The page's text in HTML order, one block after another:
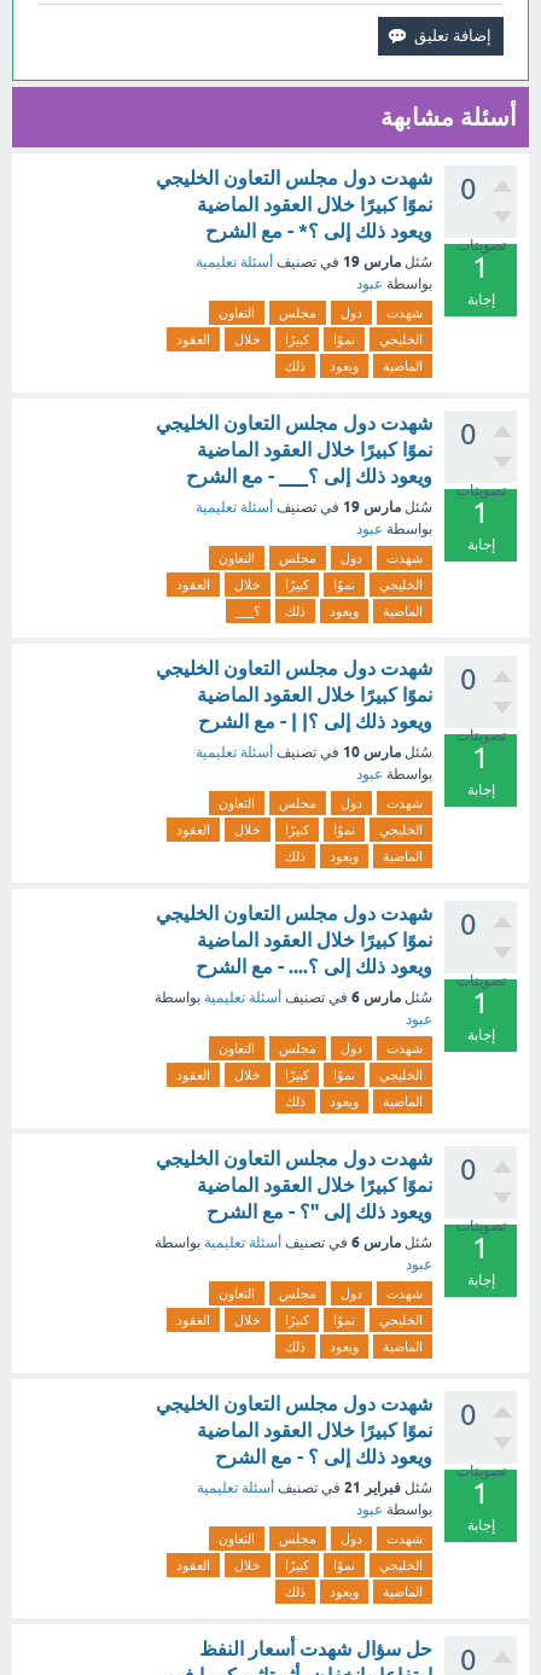
أسئلة مشابهة
0
تصويتات
1
إجابة
شهدت دول مجلس التعاون الخليجي
نموًا كبيرًا خلال العقود الماضية
ويعود ذلك إلى ؟* - مع الشرح
سُئل مارس 19 في تصنيف أسئلة تعليمية
بواسطة عبود
شهدت دول مجلس
التعاون
الخليجي
نموًا كبيرًا خلال
العقود
الماضية
ويعود ذلك
0
تصويتات
1
إجابة
شهدت دول مجلس التعاون الخليجي
نموًا كبيرًا خلال العقود الماضية
ويعود ذلك إلى ؟___ - مع الشرح
سُئل مارس 19 في تصنيف أسئلة تعليمية
بواسطة عبود
شهدت دول مجلس
التعاون
الخليجي
نموًا كبيرًا خلال
العقود
الماضية
ويعود ذلك ؟___
0
تصويتات
1
إجابة
شهدت دول مجلس التعاون الخليجي
نموًا كبيرًا خلال العقود الماضية
ويعود ذلك إلى ؟| | - مع الشرح
سُئل مارس 10 في تصنيف أسئلة تعليمية
بواسطة عبود
شهدت دول مجلس
التعاون
الخليجي
نموًا كبيرًا خلال
العقود
الماضية
ويعود ذلك
0
تصويتات
1
إجابة
شهدت دول مجلس التعاون الخليجي
نموًا كبيرًا خلال العقود الماضية
ويعود ذلك إلى ؟.... - مع الشرح
سُئل مارس 6 في تصنيف أسئلة تعليمية بواسطة
عبود
شهدت دول مجلس
التعاون
الخليجي
نموًا كبيرًا خلال
العقود
الماضية
ويعود ذلك
0
تصويتات
1
إجابة
شهدت دول مجلس التعاون الخليجي
نموًا كبيرًا خلال العقود الماضية
ويعود ذلك إلى "؟ - مع الشرح
سُئل مارس 6 في تصنيف أسئلة تعليمية بواسطة
عبود
شهدت دول مجلس
التعاون
الخليجي
نموًا كبيرًا خلال
العقود
الماضية
ويعود ذلك
0
تصويتات
1
إجابة
شهدت دول مجلس التعاون الخليجي
نموًا كبيرًا خلال العقود الماضية
ويعود ذلك إلى ؟ - مع الشرح
سُئل فبراير 21 في تصنيف أسئلة تعليمية
بواسطة عبود
شهدت دول مجلس
التعاون
الخليجي
نموًا كبيرًا خلال
العقود
الماضية
ويعود ذلك
0
حل سؤال شهدت أسعار النفظ